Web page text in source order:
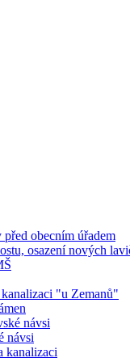
obecním úřadem
osazení nových
"u Zemanů"
návsi
návsi
kanalizaci